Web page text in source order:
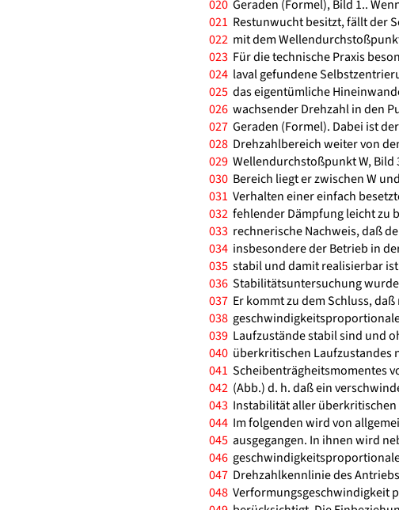
020 Geraden (Formel), Bild 1..
021 Restunwucht besitzt, fällt der
022 mit dem
023 Für die technische Praxis
024 laval gefundene
025 das eigentümliche
026 wachsender Drehzahl in den
027 Geraden (Formel). Dabei ist
028 Drehzahlbereich weiter von
029 Wellendurchstoßpunkt W,
030 Bereich liegt er zwischen W
031 Verhalten einer einfach
032 fehlender Dämpfung leicht zu
033 rechnerische Nachweis, daß
034 insbesondere der Betrieb in
035 stabil und damit realisierbar
036 Stabilitätsuntersuchung
037 Er kommt zu dem Schluss,
038
039 Laufzustände stabil sind und
040 überkritischen Laufzustandes
041 Scheibenträgheitsmomentes
042 (Abb.) d. h. daß ein
043 Instabilität aller
044 Im folgenden wird von
045 ausgegangen. In ihnen wird
046
047 Drehzahlkennlinie des
048 Verformungsgeschwindigkeit